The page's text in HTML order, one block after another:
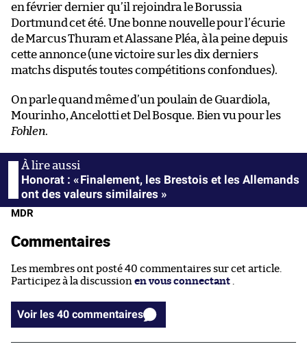
en février dernier qu’il rejoindra le Borussia
Dortmund cet été. Une bonne nouvelle pour l’écurie
de Marcus Thuram et Alassane Pléa, à la peine depuis
cette annonce (une victoire sur les dix derniers
matchs disputés toutes compétitions confondues).
On parle quand même d’un poulain de Guardiola,
Mourinho, Ancelotti et Del Bosque. Bien vu pour les
Fohlen.
Honorat : « Finalement, les Brestois et les Allemands
ont des valeurs similaires »
MDR
Commentaires
Les membres ont posté 40 commentaires sur cet article.
Participez à la discussion en vous connectant
Voir les 40 commentaires